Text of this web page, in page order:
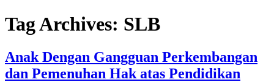
Tag Archives: SLB
Anak Dengan Gangguan Perkembangan
dan Pemenuhan Hak atas Pendidikan